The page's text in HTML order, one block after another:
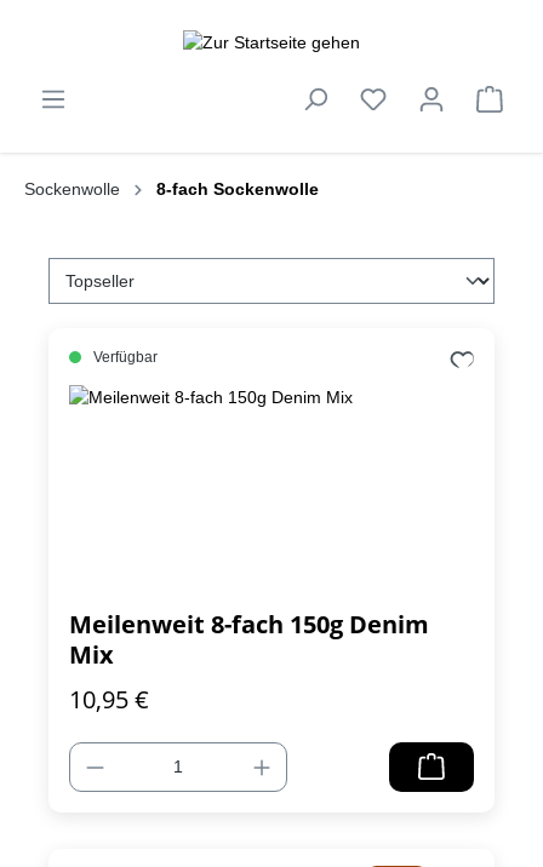
Sockenwolle 8-fach Sockenwolle
Verfügbar
Meilenweit 8-fach 150g Denim
Mix
10,95 €